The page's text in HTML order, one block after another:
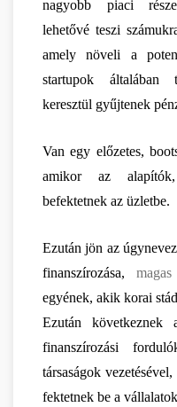
nagyobb piaci
lehetővé teszi
amely növeli a
startupok általában
keresztül gyűjtenek
Van egy előzetes,
amikor az
befektetnek az üzletbe.
Ezután jön az
finanszírozása,
egyének, akik korai
Ezután
finanszírozási
társaságok
fektetnek be a